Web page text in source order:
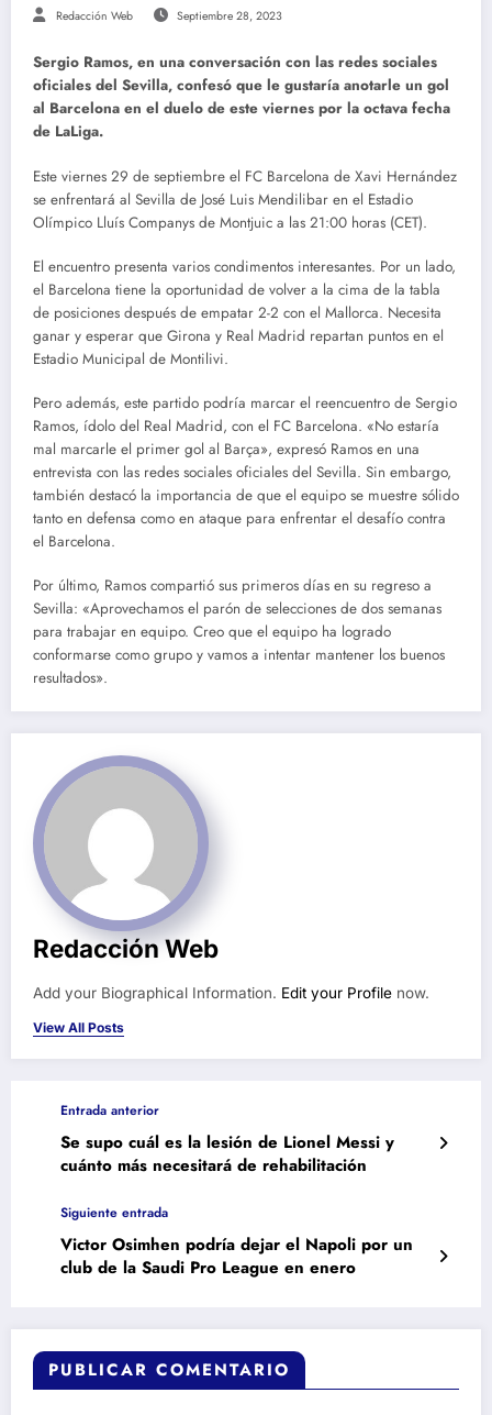
Redacción Web Septiembre 28, 2023
Sergio Ramos, en una conversación con las redes sociales
oficiales del Sevilla, confesó que le gustaría anotarle un gol
al Barcelona en el duelo de este viernes por la octava fecha
de LaLiga.
Este viernes 29 de septiembre el FC Barcelona de Xavi Hernández
se enfrentará al Sevilla de José Luis Mendilibar en el Estadio
Olímpico Lluís Companys de Montjuic a las 21:00 horas (CET).
El encuentro presenta varios condimentos interesantes. Por un lado,
el Barcelona tiene la oportunidad de volver a la cima de la tabla
de posiciones después de empatar 2-2 con el Mallorca. Necesita
ganar y esperar que Girona y Real Madrid repartan puntos en el
Estadio Municipal de Montilivi.
Pero además, este partido podría marcar el reencuentro de Sergio
Ramos, ídolo del Real Madrid, con el FC Barcelona. «No estaría
mal marcarle el primer gol al Barça», expresó Ramos en una
entrevista con las redes sociales oficiales del Sevilla. Sin embargo,
también destacó la importancia de que el equipo se muestre sólido
tanto en defensa como en ataque para enfrentar el desafío contra
el Barcelona.
Por último, Ramos compartió sus primeros días en su regreso a
Sevilla: «Aprovechamos el parón de selecciones de dos semanas
para trabajar en equipo. Creo que el equipo ha logrado
conformarse como grupo y vamos a intentar mantener los buenos
resultados».
Redacción Web
Add your Biographical Information. Edit your Profile now.
View All Posts
Entrada anterior
Se supo cuál es la lesión de Lionel Messi y
cuánto más necesitará de rehabilitación
Siguiente entrada
Victor Osimhen podría dejar el Napoli por un
club de la Saudi Pro League en enero
PUBLICAR COMENTARIO